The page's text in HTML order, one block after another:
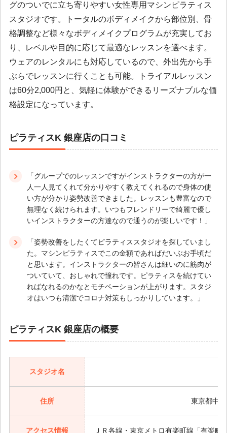
グのついでに立ち寄りやすい女性専用マシンピラティス
スタジオです。トータルのボディメイクから部位別、骨
格調整など様々なボディメイクプログラムが充実してお
り、レベルや目的に応じて最適なレッスンを選べます。
ウェアのレンタルにも対応しているので、外出先から手
ぶらでレッスンに行くことも可能。トライアルレッスン
は60分2,000円と、気軽に体験ができるリーズナブルな価
格設定になっています。
ピラティスK 銀座店の口コミ
「グループでのレッスンですがインストラクターの方が一
人一人見てくれて分かりやすく教えてくれるので身体の使
い方が分かり姿勢改善できました。レッスンも豊富なので
無理なく続けられます。いつもフレンドリーで綺麗で優し
いインストラクターの方達なので通うのが楽しいです！」
「姿勢改善をしたくてピラティススタジオを探していまし
た。マシンピラティスでこの金額であればだいぶお手頃だ
と思います。インストラクターの皆さんは細いのに筋肉が
ついていて、おしゃれで憧れです。ピラティスを続けてい
ればなれるのかなとモチベーションが上がります。スタジ
オはいつも清潔でコロナ対策もしっかりしています。」
ピラティスK 銀座店の概要
スタジオ名
住所 東京都中
アクセス情報 ＪＲ各線・東京メトロ有楽町線「有楽